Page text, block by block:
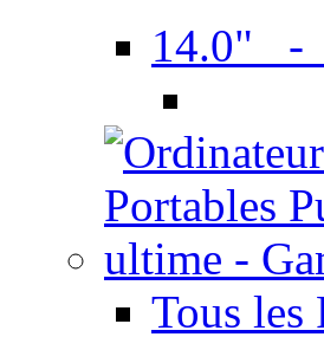
14.0" -
Tous les